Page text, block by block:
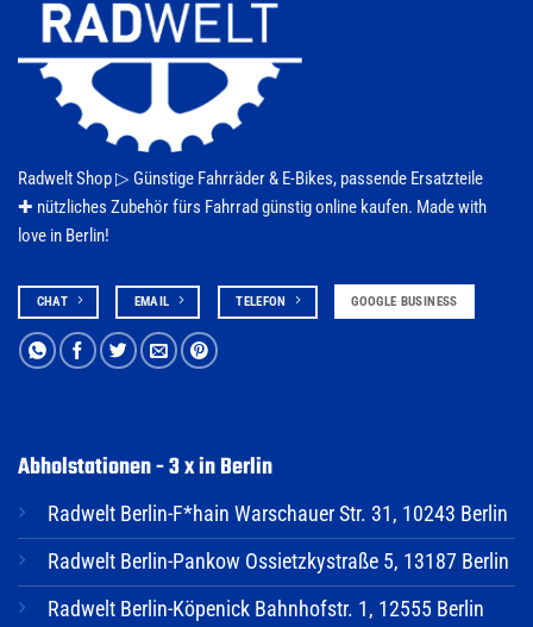
Radwelt Shop ▷ Günstige Fahrräder & E-Bikes, passende Ersatzteile
✚ nützliches Zubehör fürs Fahrrad günstig online kaufen. Made with
love in Berlin!
CHAT EMAIL TELEFON GOOGLE BUSINESS
Abholstationen - 3 x in Berlin
Radwelt Berlin-F*hain Warschauer Str. 31, 10243 Berlin
Radwelt Berlin-Pankow Ossietzkystraße 5, 13187 Berlin
Radwelt Berlin-Köpenick Bahnhofstr. 1, 12555 Berlin